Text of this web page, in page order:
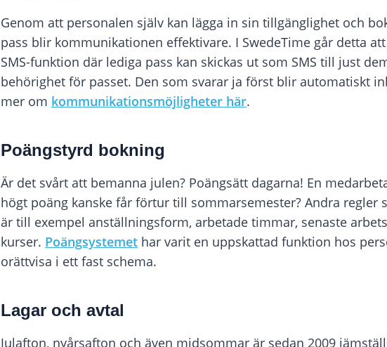
Genom att personalen själv kan lägga in sin tillgänglighet och
pass blir kommunikationen effektivare. I SwedeTime går detta
SMS-funktion där lediga pass kan skickas ut som SMS till just
behörighet för passet. Den som svarar ja först blir automatiskt
mer om kommunikationsmöjligheter här.
Poängstyrd bokning
Är det svårt att bemanna julen? Poängsätt dagarna! En
högt poäng kanske får förtur till sommarsemester? Andra regler
är till exempel anställningsform, arbetade timmar, senaste
kurser. Poängsystemet har varit en uppskattad funktion hos
orättvisa i ett fast schema.
Lagar och avtal
Julafton, nyårsafton och även midsommar är sedan 2009